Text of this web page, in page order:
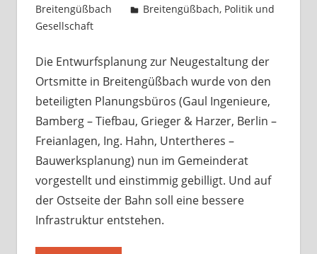
Breitengüßbach
Breitengüßbach, Politik und
Gesellschaft
Die Entwurfsplanung zur Neugestaltung der
Ortsmitte in Breitengüßbach wurde von den
beteiligten Planungsbüros (Gaul Ingenieure,
Bamberg – Tiefbau, Grieger & Harzer, Berlin –
Freianlagen, Ing. Hahn, Untertheres –
Bauwerksplanung) nun im Gemeinderat
vorgestellt und einstimmig gebilligt. Und auf
der Ostseite der Bahn soll eine bessere
Infrastruktur entstehen.